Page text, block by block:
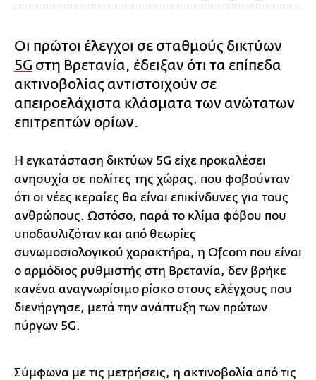
Οι πρώτοι έλεγχοι σε σταθμούς δικτύων
5G στη Βρετανία, έδειξαν ότι τα επίπεδα
ακτινοβολίας αντιστοιχούν σε
απειροελάχιστα κλάσματα των ανώτατων
επιτρεπτών ορίων.
Η εγκατάσταση δικτύων 5G είχε προκαλέσει
ανησυχία σε πολίτες της χώρας, που φοβούνταν
ότι οι νέες κεραίες θα είναι επικίνδυνες για τους
ανθρώπους. Ωστόσο, παρά το κλίμα φόβου που
υποδαυλιζόταν και από θεωρίες
συνωμοσιολογικού χαρακτήρα, η Ofcom που είναι
ο αρμόδιος ρυθμιστής στη Βρετανία, δεν βρήκε
κανένα αναγνωρίσιμο ρίσκο στους ελέγχους που
διενήργησε, μετά την ανάπτυξη των πρώτων
πύργων 5G.
Σύμφωνα με τις μετρήσεις, η ακτινοβολία από τις